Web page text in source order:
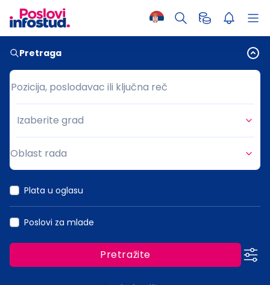
Pretraga
Pozicija, poslodavac ili ključna reč
Pozicija, poslodavac ili ključna reč
Grad
Izaberite grad
Oblast rada
Plata u oglasu
Poslovi za mlade
Pretražite